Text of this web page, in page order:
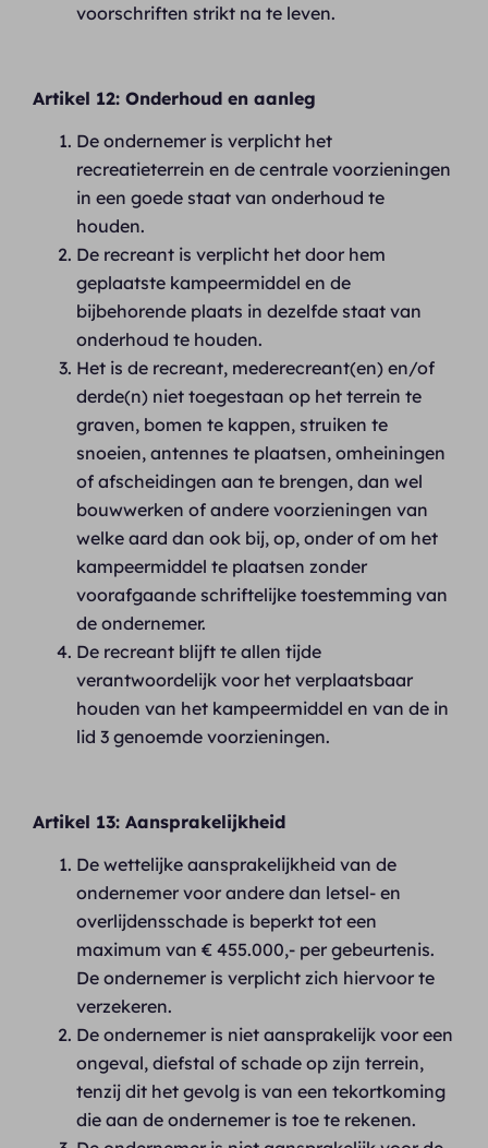
voorschriften strikt na te leven.
Artikel 12: Onderhoud en aanleg
De ondernemer is verplicht het
recreatieterrein en de centrale voorzieningen
in een goede staat van onderhoud te
houden.
De recreant is verplicht het door hem
geplaatste kampeermiddel en de
bijbehorende plaats in dezelfde staat van
onderhoud te houden.
Het is de recreant, mederecreant(en) en/of
derde(n) niet toegestaan op het terrein te
graven, bomen te kappen, struiken te
snoeien, antennes te plaatsen, omheiningen
of afscheidingen aan te brengen, dan wel
bouwwerken of andere voorzieningen van
welke aard dan ook bij, op, onder of om het
kampeermiddel te plaatsen zonder
voorafgaande schriftelijke toestemming van
de ondernemer.
De recreant blijft te allen tijde
verantwoordelijk voor het verplaatsbaar
houden van het kampeermiddel en van de in
lid 3 genoemde voorzieningen.
Artikel 13: Aansprakelijkheid
De wettelijke aansprakelijkheid van de
ondernemer voor andere dan letsel- en
overlijdensschade is beperkt tot een
maximum van € 455.000,- per gebeurtenis.
De ondernemer is verplicht zich hiervoor te
verzekeren.
De ondernemer is niet aansprakelijk voor een
ongeval, diefstal of schade op zijn terrein,
tenzij dit het gevolg is van een tekortkoming
die aan de ondernemer is toe te rekenen.